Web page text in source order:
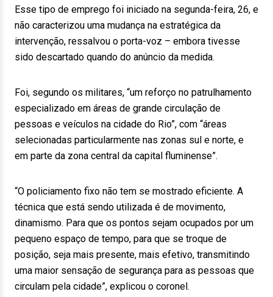
Esse tipo de emprego foi iniciado na segunda-feira, 26, e
não caracterizou uma mudança na estratégica da
intervenção, ressalvou o porta-voz – embora tivesse
sido descartado quando do anúncio da medida.
Foi, segundo os militares, “um reforço no patrulhamento
especializado em áreas de grande circulação de
pessoas e veículos na cidade do Rio”, com “áreas
selecionadas particularmente nas zonas sul e norte, e
em parte da zona central da capital fluminense”.
“O policiamento fixo não tem se mostrado eficiente. A
técnica que está sendo utilizada é de movimento,
dinamismo. Para que os pontos sejam ocupados por um
pequeno espaço de tempo, para que se troque de
posição, seja mais presente, mais efetivo, transmitindo
uma maior sensação de segurança para as pessoas que
circulam pela cidade”, explicou o coronel.